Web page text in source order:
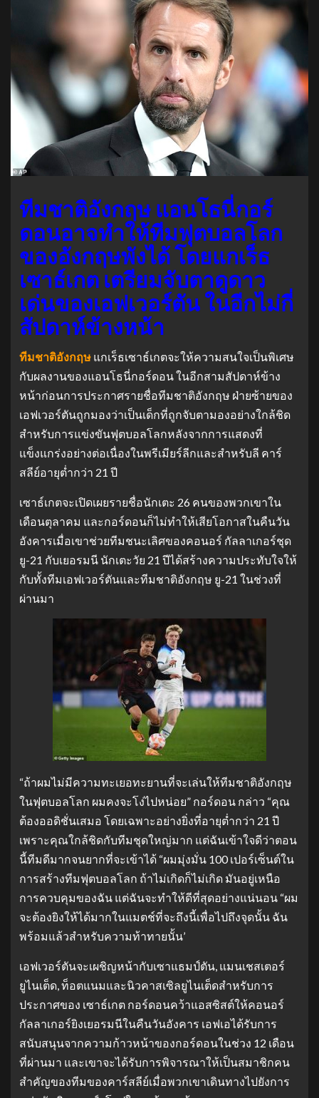
ทีมชาติอังกฤษ แอนโธนี่กอร์
ดอนอาจทำให้ทีมฟุตบอลโลก
ของอังกฤษพังได้ โดยแกเร็ธ
เซาธ์เกต เตรียมจับตาดูดาว
เด่นของเอฟเวอร์ตัน ในอีกไม่กี่
สัปดาห์ข้างหน้า
ทีมชาติอังกฤษ แกเร็ธเซาธ์เกตจะให้ความสนใจเป็นพิเศษ
กับผลงานของแอนโธนี่กอร์ดอน ในอีกสามสัปดาห์ข้าง
หน้าก่อนการประกาศรายชื่อทีมชาติอังกฤษ ฝ่ายซ้ายของ
เอฟเวอร์ตันถูกมองว่าเป็นเด็กที่ถูกจับตามองอย่างใกล้ชิด
สำหรับการแข่งขันฟุตบอลโลกหลังจากการแสดงที่
แข็งแกร่งอย่างต่อเนื่องในพรีเมียร์ลีกและสำหรับลี คาร์
สลีย์อายุต่ำกว่า 21 ปี
เซาธ์เกตจะเปิดเผยรายชื่อนักเตะ 26 คนของพวกเขาใน
เดือนตุลาคม และกอร์ดอนก็ไม่ทำให้เสียโอกาสในคืนวัน
อังคารเมื่อเขาช่วยทีมชนะเลิศของคอนอร์ กัลลาเกอร์ชุด
ยู-21 กับเยอรมนี นักเตะวัย 21 ปีได้สร้างความประทับใจให้
กับทั้งทีมเอฟเวอร์ตันและทีมชาติอังกฤษ ยู-21 ในช่วงที่
ผ่านมา
“ถ้าผมไม่มีความทะเยอทะยานที่จะเล่นให้ทีมชาติอังกฤษ
ในฟุตบอลโลก ผมคงจะโง่ไปหน่อย” กอร์ดอน กล่าว “คุณ
ต้องออดิชั่นเสมอ โดยเฉพาะอย่างยิ่งที่อายุต่ำกว่า 21 ปี
เพราะคุณใกล้ชิดกับทีมชุดใหญ่มาก แต่ฉันเข้าใจดีว่าตอน
นี้ทีมดีมากจนยากที่จะเข้าได้ “ผมมุ่งมั่น 100 เปอร์เซ็นต์ใน
การสร้างทีมฟุตบอลโลก ถ้าไม่เกิดก็ไม่เกิด มันอยู่เหนือ
การควบคุมของฉัน แต่ฉันจะทำให้ดีที่สุดอย่างแน่นอน “ผม
จะต้องยิงให้ได้มากในแมตช์ที่จะถึงนี้เพื่อไปถึงจุดนั้น ฉัน
พร้อมแล้วสำหรับความท้าทายนั้น’
เอฟเวอร์ตันจะเผชิญหน้ากับเซาแธมป์ตัน, แมนเชสเตอร์
ยูไนเต็ด, ท็อตแนมและนิวคาสเซิลยูไนเต็ดสำหรับการ
ประกาศของ เซาธ์เกต กอร์ดอนคว้าแอสซิสต์ให้คอนอร์
กัลลาเกอร์ยิงเยอรมนีในคืนวันอังคาร เอฟเอได้รับการ
สนับสนุนจากความก้าวหน้าของกอร์ดอนในช่วง 12 เดือน
ที่ผ่านมา และเขาจะได้รับการพิจารณาให้เป็นสมาชิกคน
สำคัญของทีมของคาร์สลีย์เมื่อพวกเขาเดินทางไปยังการ